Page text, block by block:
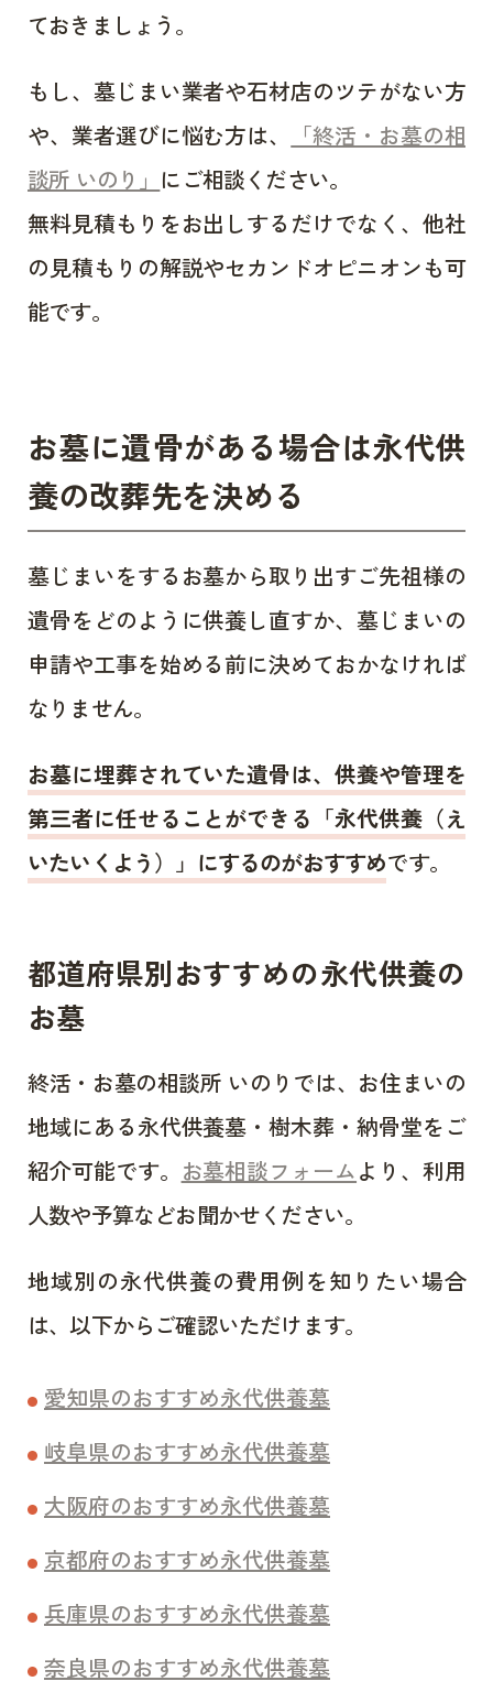
ておきましょう。
もし、墓じまい業者や石材店のツテがない方
や、業者選びに悩む方は、
「終活・お墓の相
談所 いのり」 にご相談ください。
無料見積もりをお出しするだけでなく、他社
の見積もりの解説やセカンドオピニオンも可
能です。
お墓に遺骨がある場合は永代供
養の改葬先を決める
墓じまいをするお墓から取り出すご先祖様の
遺骨をどのように供養し直すか、墓じまいの
申請や工事を始める前に決めておかなければ
なりません。
お墓に埋葬されていた遺骨は、供養や管理を
第三者に任せることができる「永代供養（え
いたいくよう）」にするのがおすすめです。
都道府県別おすすめの永代供養の
お墓
終活・お墓の相談所 いのりでは、お住まいの
地域にある永代供養墓・樹木葬・納骨堂をご
紹介可能です。 お墓相談フォームより、利用
人数や予算などお聞かせください。
地域別の永代供養の費用例を知りたい場合
は、以下からご確認いただけます。
愛知県のおすすめ永代供養墓
岐阜県のおすすめ永代供養墓
大阪府のおすすめ永代供養墓
京都府のおすすめ永代供養墓
兵庫県のおすすめ永代供養墓
奈良県のおすすめ永代供養墓